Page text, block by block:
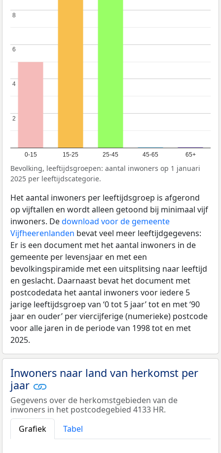
0-15 15-25 25-45 45-65 65+
2
2
4
4
6
6
8
8
Bevolking, leeftijdsgroepen: aantal inwoners op 1 januari
2025 per leeftijdscategorie.
Het aantal inwoners per leeftijdsgroep is afgerond
op vijftallen en wordt alleen getoond bij minimaal vijf
inwoners. Dedownload voor de gemeente
Vijfheerenlanden bevat veel meer leeftijdgegevens:
Er is een document met het aantal inwoners in de
gemeente per levensjaar en met een
bevolkingspiramide met een uitsplitsing naar leeftijd
en geslacht. Daarnaast bevat het document met
postcodedata het aantal inwoners voor iedere 5
jarige leeftijdsgroep van ‘0 tot 5 jaar’ tot en met ‘90
jaar en ouder’ per viercijferige (numerieke) postcode
voor alle jaren in de periode van 1998 tot en met
2025.
Inwoners naar land van herkomst per
jaar
Gegevens over de herkomstgebieden van de
inwoners in het postcodegebied 4133 HR.
Grafiek
Tabel